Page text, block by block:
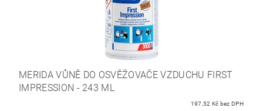
MERIDA VŮNĚ DO OSVĚŽOVAČE VZDUCHU FIRST
IMPRESSION - 243 ML
197,52 Kč bez DPH